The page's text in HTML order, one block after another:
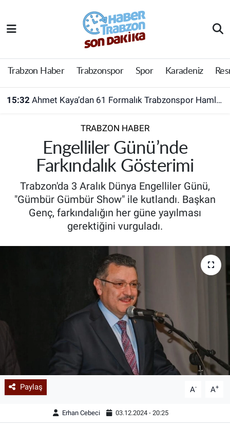
Trabzon Haber Trabzonspor Spor Karadeniz
15:32 Ahmet Kaya’dan 61 Formalık Trabzonspor Hamlesi!
TRABZON HABER
Engelliler Günü’nde
Farkındalık Gösterimi
Trabzon'da 3 Aralık Dünya Engelliler Günü,
"Gümbür Gümbür Show" ile kutlandı. Başkan
Genç, farkındalığın her güne yayılması
gerektiğini vurguladı.
Paylaş A- A+
Erhan Cebeci 03.12.2024 - 20:25
Trabzon Haber
Trabzonspor
Resmi Reklam
Yazarlar
Perde Arkası
Trabzon Nöbetçi Eczaneler
Trabzon Hava Durumu
Süper Lig Puan Durumu ve Fikstür
Tüm Manşetler
Son Dakika Haberleri
Haber Arşivi